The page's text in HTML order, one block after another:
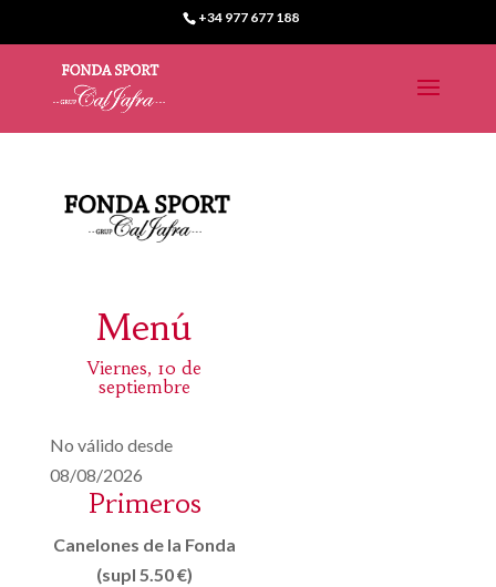
+34 977 677 188
Menú
Viernes, 10 de
septiembre
No válido desde
08/08/2026
Primeros
Canelones de la Fonda
(supl 5.50 €)